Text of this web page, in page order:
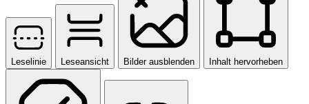
Leselinie Leseansicht Bilder ausblenden Inhalt hervorheben